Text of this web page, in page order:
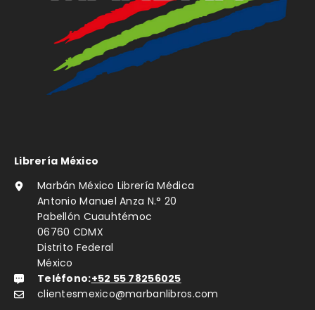
Librería México
Marbán México Librería Médica
Antonio Manuel Anza N.° 20
Pabellón Cuauhtémoc
06760 CDMX
Distrito Federal
México
Teléfono:+52 55 78256025
clientesmexico@marbanlibros.com